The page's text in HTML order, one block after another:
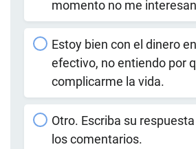
momento no me
Estoy bien con el dinero en
efectivo, no entiendo por
complicarme la vida.
Otro. Escriba su
los comentarios.